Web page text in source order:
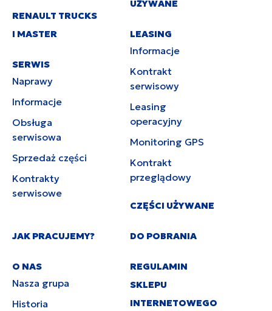
RENAULT TRUCKS
I MASTER
SERWIS
Naprawy
Informacje
Obsługa
serwisowa
Sprzedaż części
Kontrakty
serwisowe
UŻYWANE
LEASING
Informacje
Kontrakt
serwisowy
Leasing
operacyjny
Monitoring GPS
Kontrakt
przeglądowy
CZĘŚCI UŻYWANE
JAK PRACUJEMY?
O NAS
Nasza grupa
Historia
DO POBRANIA
REGULAMIN
SKLEPU
INTERNETOWEGO